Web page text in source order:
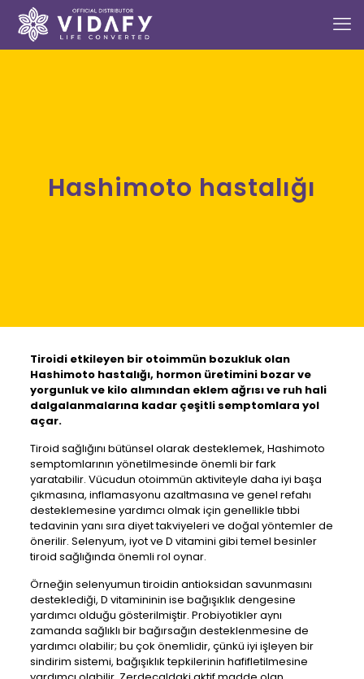
Hashimoto hastalığı
Tiroidi etkileyen bir otoimmün bozukluk olan
Hashimoto hastalığı, hormon üretimini bozar ve
yorgunluk ve kilo alımından eklem ağrısı ve ruh hali
dalgalanmalarına kadar çeşitli semptomlara yol
açar.
Tiroid sağlığını bütünsel olarak desteklemek, Hashimoto
semptomlarının yönetilmesinde önemli bir fark
yaratabilir. Vücudun otoimmün aktiviteyle daha iyi başa
çıkmasına, inflamasyonu azaltmasına ve genel refahı
desteklemesine yardımcı olmak için genellikle tıbbi
tedavinin yanı sıra diyet takviyeleri ve doğal yöntemler de
önerilir. Selenyum, iyot ve D vitamini gibi temel besinler
tiroid sağlığında önemli rol oynar.
Örneğin selenyumun tiroidin antioksidan savunmasını
desteklediği, D vitamininin ise bağışıklık dengesine
yardımcı olduğu gösterilmiştir. Probiyotikler aynı
zamanda sağlıklı bir bağırsağın desteklenmesine de
yardımcı olabilir; bu çok önemlidir, çünkü iyi işleyen bir
sindirim sistemi, bağışıklık tepkilerinin hafifletilmesine